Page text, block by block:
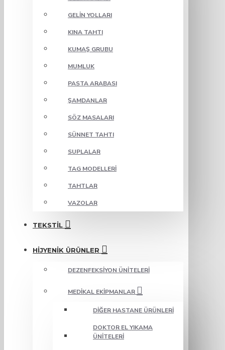
GELIN YOLLARI
KINA TAHTI
KUMAŞ GRUBU
MUMLUK
PASTA ARABASI
ŞAMDANLAR
SÖZ MASALARI
SÜNNET TAHTI
SUPLALAR
TAG MODELLERI
TAHTLAR
VAZOLAR
TEKSTIL
HIJYENIK ÜRÜNLER
DEZENFEKSIYON ÜNITELERI
MEDIKAL EKIPMANLAR
DIĞER HASTANE ÜRÜNLERI
DOKTOR EL YIKAMA
ÜNITELERI